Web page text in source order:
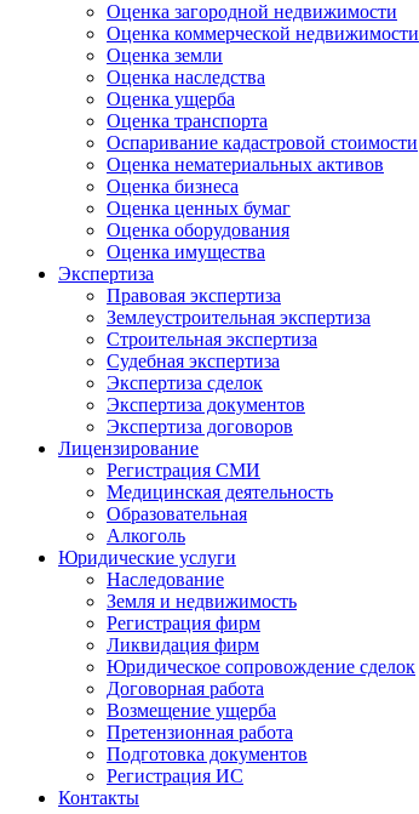
Оценка загородной недвижимости
Оценка коммерческой недвижимости
Оценка земли
Оценка наследства
Оценка ущерба
Оценка транспорта
Оспаривание кадастровой стоимости
Оценка нематериальных активов
Оценка бизнеса
Оценка ценных бумаг
Оценка оборудования
Оценка имущества
Экспертиза
Правовая экспертиза
Землеустроительная экспертиза
Строительная экспертиза
Судебная экспертиза
Экспертиза сделок
Экспертиза документов
Экспертиза договоров
Лицензирование
Регистрация СМИ
Медицинская деятельность
Образовательная
Алкоголь
Юридические услуги
Наследование
Земля и недвижимость
Регистрация фирм
Ликвидация фирм
Юридическое сопровождение сделок
Договорная работа
Возмещение ущерба
Претензионная работа
Подготовка документов
Регистрация ИС
Контакты